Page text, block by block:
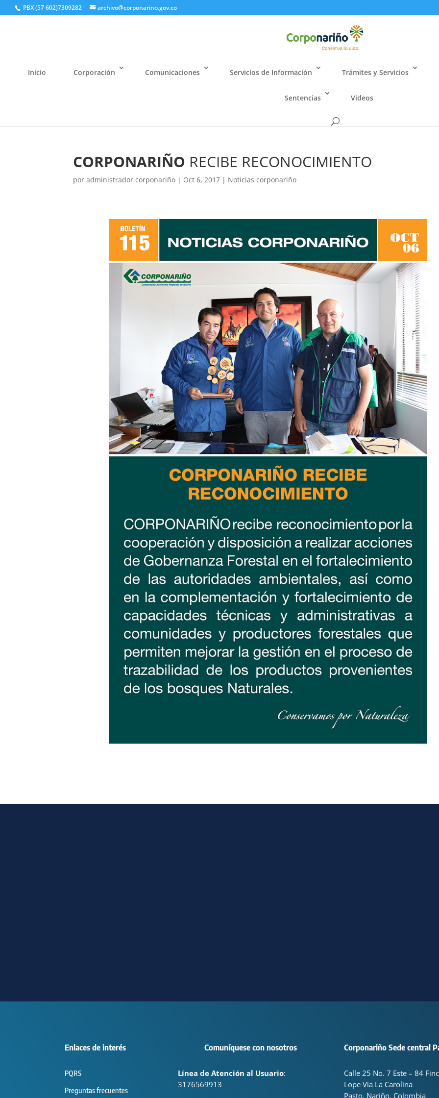
PBX (57 602)7309282 archivo@corponarino.gov.co
Inicio Corporación Comunicaciones Servicios de Información Trámites y Servicios
Sentencias Videos
CORPONARIÑO RECIBE RECONOCIMIENTO
poradministrador corponariño | Oct 6, 2017 | Noticias corponariño
Enlaces de interés
PQRS
Preguntas frecuentes
Comuníquese con nosotros
Línea de Atención al Usuario:
3176569913
Corponariño Sede central
Calle 25 No. 7 Este – 84
Lope Via La Carolina
Pasto, Nariño, Colombia